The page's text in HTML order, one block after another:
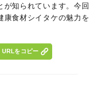
が知られています。今回
康食材シイタケの魅力を
URLをコピー